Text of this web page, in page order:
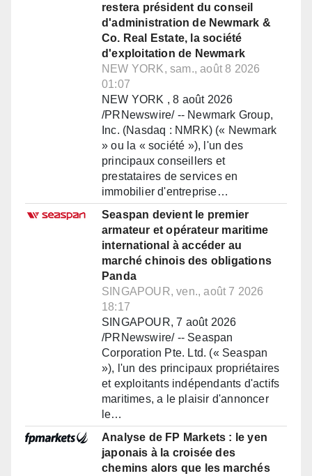
restera président du conseil
d'administration de Newmark &
Co. Real Estate, la société
d'exploitation de Newmark
NEW YORK, sam., août 8 2026
01:07
NEW YORK , 8 août 2026
/PRNewswire/ -- Newmark Group,
Inc. (Nasdaq : NMRK) (« Newmark
» ou la « société »), l'un des
principaux conseillers et
prestataires de services en
immobilier d'entreprise…
Seaspan devient le premier
armateur et opérateur maritime
international à accéder au
marché chinois des obligations
Panda
SINGAPOUR, ven., août 7 2026
18:17
SINGAPOUR, 7 août 2026
/PRNewswire/ -- Seaspan
Corporation Pte. Ltd. (« Seaspan
»), l'un des principaux propriétaires
et exploitants indépendants d'actifs
maritimes, a le plaisir d'annoncer
le…
Analyse de FP Markets : le yen
japonais à la croisée des
chemins alors que les marchés